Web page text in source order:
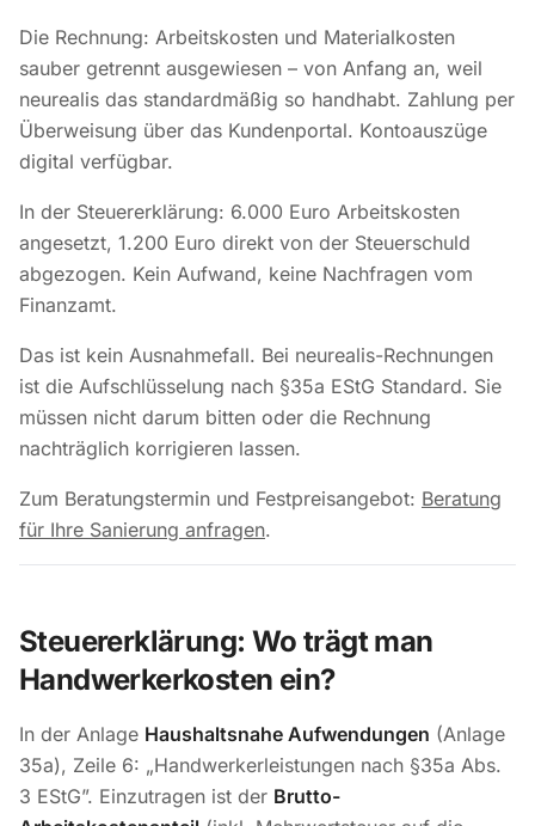
Die Rechnung: Arbeitskosten und Materialkosten
sauber getrennt ausgewiesen – von Anfang an, weil
neurealis das standardmäßig so handhabt. Zahlung per
Überweisung über das Kundenportal. Kontoauszüge
digital verfügbar.
In der Steuererklärung: 6.000 Euro Arbeitskosten
angesetzt, 1.200 Euro direkt von der Steuerschuld
abgezogen. Kein Aufwand, keine Nachfragen vom
Finanzamt.
Das ist kein Ausnahmefall. Bei neurealis-Rechnungen
ist die Aufschlüsselung nach §35a EStG Standard. Sie
müssen nicht darum bitten oder die Rechnung
nachträglich korrigieren lassen.
Zum Beratungstermin und Festpreisangebot: Beratung
für Ihre Sanierung anfragen.
Steuererklärung: Wo trägt man
Handwerkerkosten ein?
In der Anlage Haushaltsnahe Aufwendungen (Anlage
35a), Zeile 6: „Handwerkerleistungen nach §35a Abs.
3 EStG”. Einzutragen ist der Brutto-